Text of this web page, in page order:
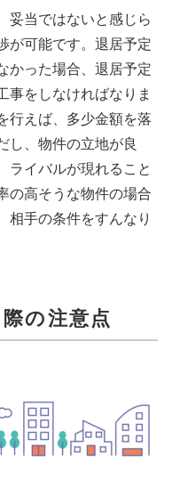
妥当ではないと感じら
が可能です。退居予定
かった場合、退居予定
事をしなければなりま
行えば、多少金額を落
し、物件の立地が良
ライバルが現れること
の高そうな物件の場合
相手の条件をすんなり
の注意点